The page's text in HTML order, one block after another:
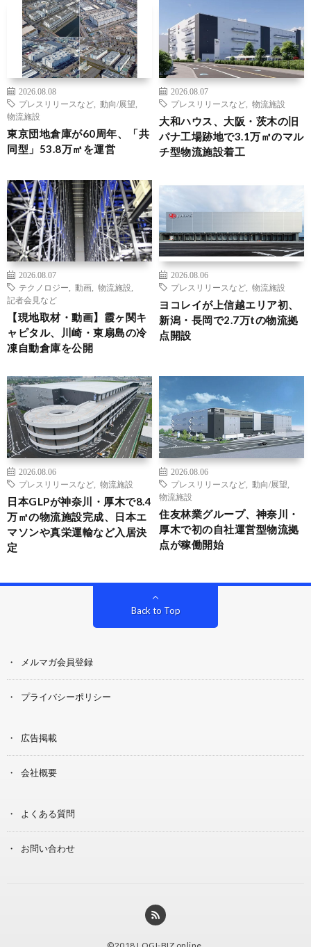
2026.08.08
プレスリリースなど
動向/展望
物流施設
東京団地倉庫が60周年、「共
同型」53.8万㎡を運営
2026.08.07
プレスリリースなど
物流施設
大和ハウス、大阪・茨木の旧
パナ工場跡地で3.1万㎡のマル
チ型物流施設着工
2026.08.07
テクノロジー
動画 物流施設
記者会見など
【現地取材・動画】霞ヶ関キ
ャピタル、川崎・東扇島の冷
凍自動倉庫を公開
2026.08.06
プレスリリースなど
物流施設
ヨコレイが上信越エリア初、
新潟・長岡で2.7万tの物流拠
点開設
2026.08.06
プレスリリースなど
物流施設
日本GLPが神奈川・厚木で8.4
万㎡の物流施設完成、日本エ
マソンや真栄運輸など入居決
定
2026.08.06
プレスリリースなど
動向/展望
物流施設
住友林業グループ、神奈川・
厚木で初の自社運営型物流拠
点が稼働開始
Back to Top
メルマガ会員登録
プライバシーポリシー
広告掲載
会社概要
よくある質問
お問い合わせ